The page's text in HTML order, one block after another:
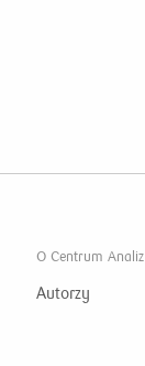
O Centrum Analiz
Autorzy